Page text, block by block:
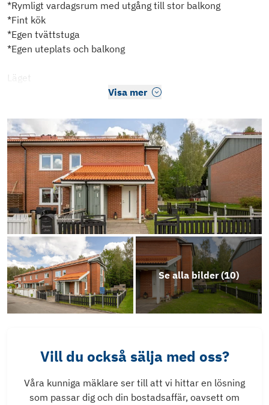
*Rymligt vardagsrum med utgång till stor balkong
*Fint kök
*Egen tvättstuga
*Egen uteplats och balkong
Läget
Visa mer
Se alla bilder (10)
Vill du också sälja med oss?
Våra kunniga mäklare ser till att vi hittar en lösning
som passar dig och din bostadsaffär, oavsett om